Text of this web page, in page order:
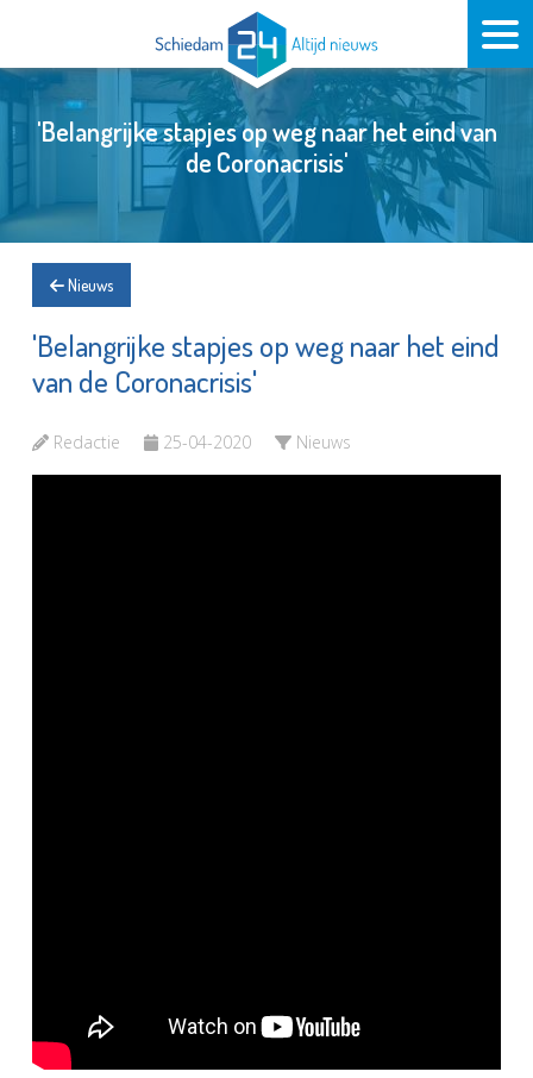
'Belangrijke stapjes op weg naar het eind van
de Coronacrisis'
Nieuws
'Belangrijke stapjes op weg naar het eind
van de Coronacrisis'
Redactie 25-04-2020 Nieuws